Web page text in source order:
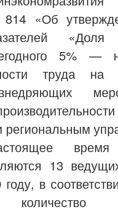
«Об
«Доля
5% —
труда на
время
13
в
количество